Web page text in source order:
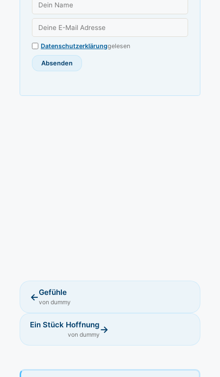
Datenschutzerklärunggelesen
←Gefühle
von dummy
Ein Stück Hoffnung
von dummy →